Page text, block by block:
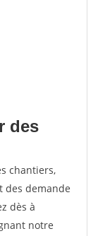
des
chantiers,
des demande
dès à
notre